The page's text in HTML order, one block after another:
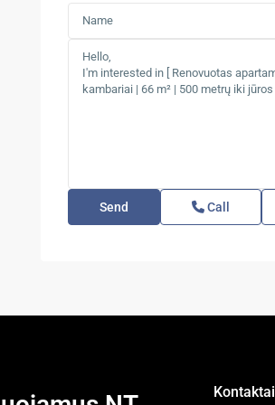
Call
Kontaktai